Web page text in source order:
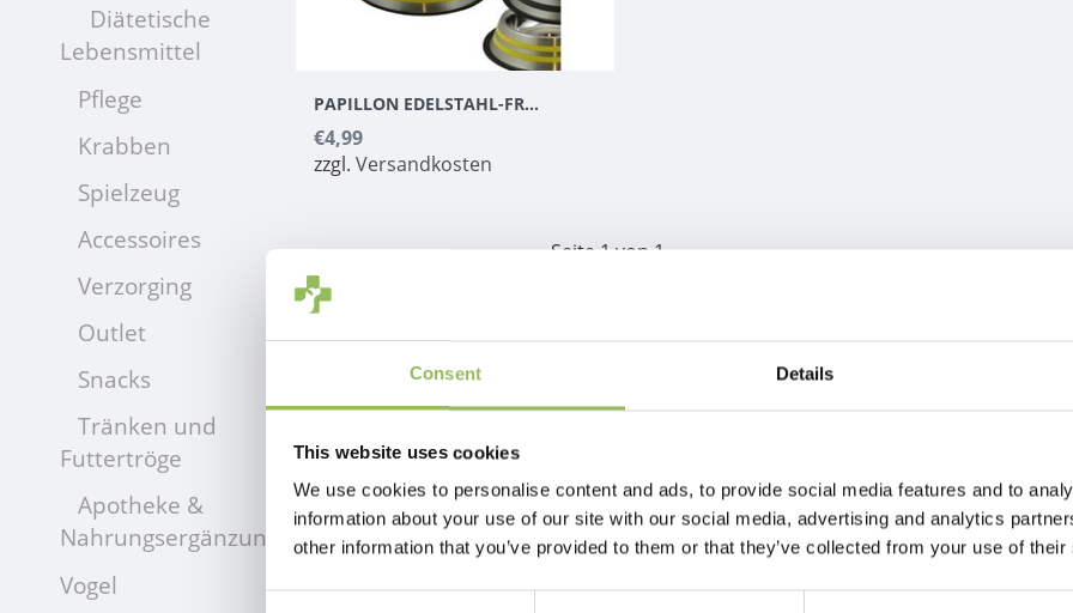
Consent Details
This website uses cookies
We use cookies to personalise content and ads, to provide social media features and to
information about your use of our site with our social media, advertising and analytics
other information that you’ve provided to them or that they’ve collected from your use of
Diätetische
Lebensmittel
Pflege
Krabben
Spielzeug
Accessoires
Verzorging
Outlet
Snacks
Tränken und
Futtertröge
Apotheke &
Nahrungsergänzungsmittel
Vogel
PAPILLON EDELSTAHL-FRESSNAPF MIT FARBSPITZEN 2,6 LITER
€4,99
zzgl.Versandkosten
Seite 1 von 1